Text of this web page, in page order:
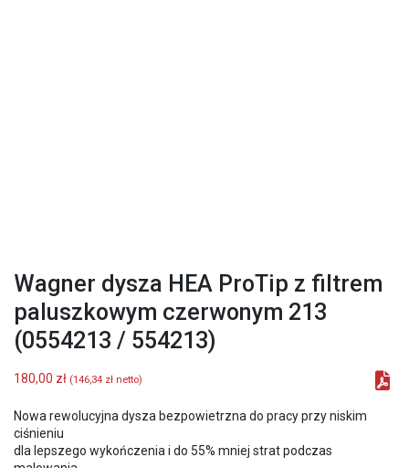
Wagner dysza HEA ProTip z filtrem
paluszkowym czerwonym 213
(0554213 / 554213)
180,00 zł (146,34 zł netto)
Nowa rewolucyjna dysza bezpowietrzna do pracy przy niskim
ciśnieniu
dla lepszego wykończenia i do 55% mniej strat podczas